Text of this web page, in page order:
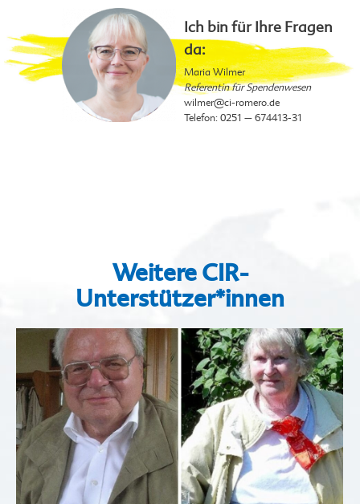
Ich bin für Ihre Fragen
da:
Maria Wilmer
Referentin für Spendenwesen
wilmer@ci-romero.de
Telefon: 0251 – 674413-31
Weitere CIR-
Unterstützer*innen